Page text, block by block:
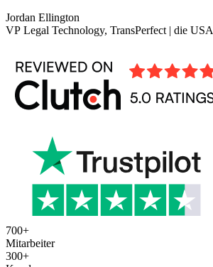
Jordan Ellington
VP Legal Technology, TransPerfect | die USA
700+
Mitarbeiter
300+